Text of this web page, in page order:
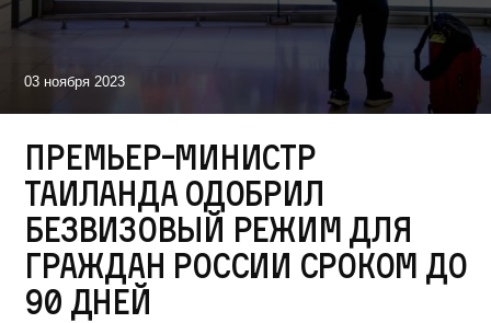
03 ноября 2023
Премьер-министр
Таиланда одобрил
безвизовый режим для
граждан России сроком до
90 дней